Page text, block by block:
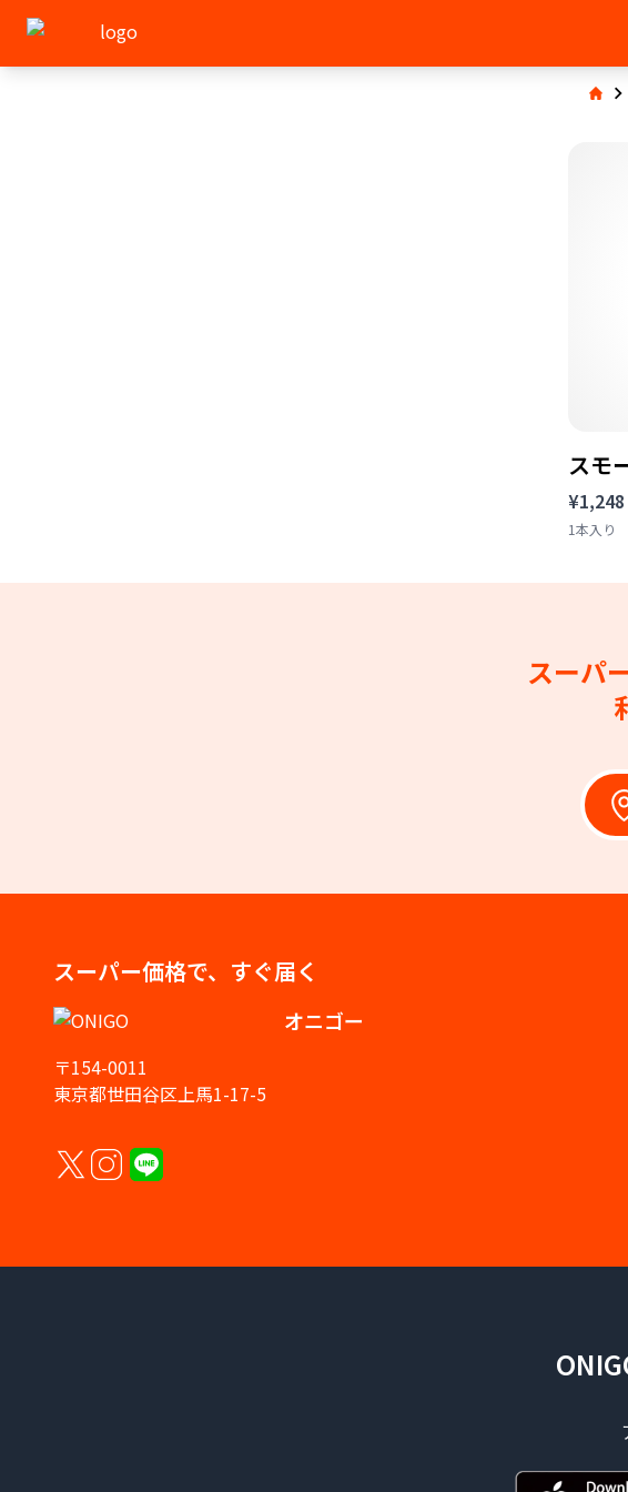
スモ
¥1,248
1本入り
スーパ
スーパー価格で、すぐ届く
オニゴー
〒154-0011
東京都世田谷区上馬1-17-5